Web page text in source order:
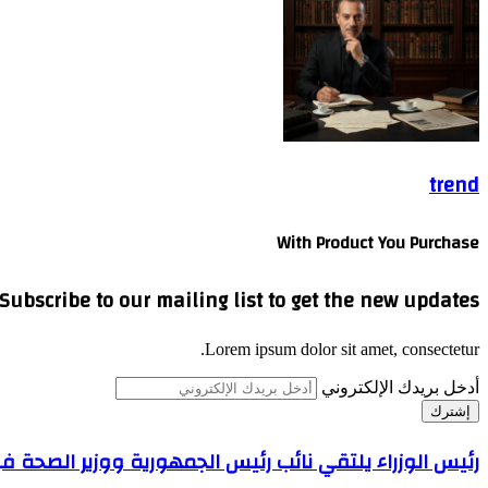
trend
With Product You Purchase
Subscribe to our mailing list to get the new updates!
Lorem ipsum dolor sit amet, consectetur.
أدخل بريدك الإلكتروني
رئيس الوزراء يلتقي نائب رئيس الجمهورية ووزير الصحة